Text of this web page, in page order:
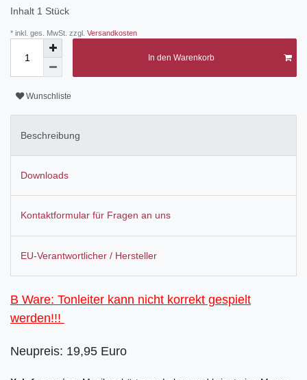
Inhalt 1 Stück
* inkl. ges. MwSt. zzgl. Versandkosten
In den Warenkorb
Wunschliste
Beschreibung
Downloads
Kontaktformular für Fragen an uns
EU-Verantwortlicher / Hersteller
B Ware: Tonleiter kann nicht korrekt gespielt
werden!!!
Neupreis: 19,95 Euro